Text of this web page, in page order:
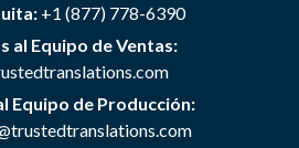
+1 (877) 778-6390
al Equipo de Ventas:
Equipo de Producción: